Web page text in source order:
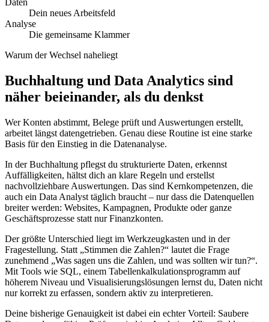
Dein neues Arbeitsfeld
Analyse
Die gemeinsame Klammer
Warum der Wechsel naheliegt
Buchhaltung und Data Analytics sind
näher beieinander, als du denkst
Wer Konten abstimmt, Belege prüft und Auswertungen erstellt,
arbeitet längst datengetrieben. Genau diese Routine ist eine starke
Basis für den Einstieg in die Datenanalyse.
In der Buchhaltung pflegst du strukturierte Daten, erkennst
Auffälligkeiten, hältst dich an klare Regeln und erstellst
nachvollziehbare Auswertungen. Das sind Kernkompetenzen, die
auch ein Data Analyst täglich braucht – nur dass die Datenquellen
breiter werden: Websites, Kampagnen, Produkte oder ganze
Geschäftsprozesse statt nur Finanzkonten.
Der größte Unterschied liegt im Werkzeugkasten und in der
Fragestellung. Statt „Stimmen die Zahlen?“ lautet die Frage
zunehmend „Was sagen uns die Zahlen, und was sollten wir tun?“.
Mit Tools wie SQL, einem Tabellenkalkulationsprogramm auf
höherem Niveau und Visualisierungslösungen lernst du, Daten nicht
nur korrekt zu erfassen, sondern aktiv zu interpretieren.
Deine bisherige Genauigkeit ist dabei ein echter Vorteil: Saubere